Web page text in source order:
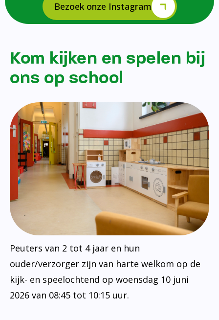
Bezoek onze Instagram
Kom kijken en spelen bij
ons op school
Peuters van 2 tot 4 jaar en hun
ouder/verzorger zijn van harte welkom op de
kijk- en speelochtend op woensdag 10 juni
2026 van 08:45 tot 10:15 uur.